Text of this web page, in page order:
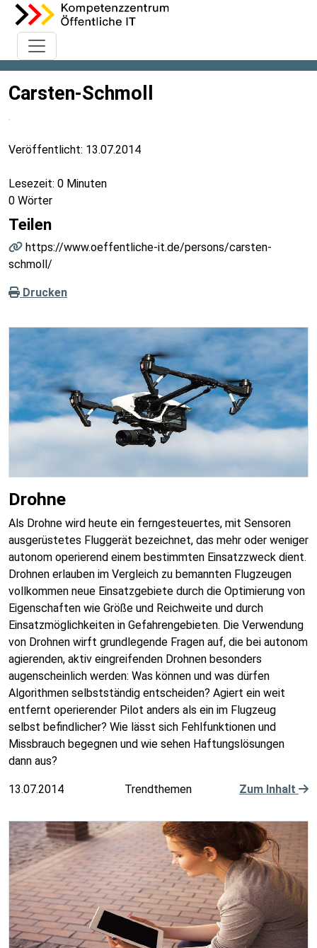
Carsten-Schmoll
Veröffentlicht: 13.07.2014
Lesezeit: 0 Minuten
0 Wörter
Teilen
https://www.oeffentliche-it.de/persons/carsten-
schmoll/
Drucken
Drohne
Als Drohne wird heute ein ferngesteuertes, mit Sensoren
ausgerüstetes Fluggerät bezeichnet, das mehr oder weniger
autonom operierend einem bestimmten Einsatzzweck dient.
Drohnen erlauben im Vergleich zu bemannten Flugzeugen
vollkommen neue Einsatzgebiete durch die Optimierung von
Eigenschaften wie Größe und Reichweite und durch
Einsatzmöglichkeiten in Gefahrengebieten. Die Verwendung
von Drohnen wirft grundlegende Fragen auf, die bei autonom
agierenden, aktiv eingreifenden Drohnen besonders
augenscheinlich werden: Was können und was dürfen
Algorithmen selbstständig entscheiden? Agiert ein weit
entfernt operierender Pilot anders als ein im Flugzeug
selbst befindlicher? Wie lässt sich Fehlfunktionen und
Missbrauch begegnen und wie sehen Haftungslösungen
dann aus?
13.07.2014 Trendthemen Zum Inhalt